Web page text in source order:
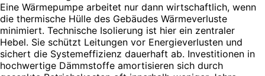
Eine Wärmepumpe arbeitet nur dann wirtschaftlich, wenn
die thermische Hülle des Gebäudes Wärmeverluste
minimiert. Technische Isolierung ist hier ein zentraler
Hebel. Sie schützt Leitungen vor Energieverlusten und
sichert die Systemeffizienz dauerhaft ab. Investitionen in
hochwertige Dämmstoffe amortisieren sich durch